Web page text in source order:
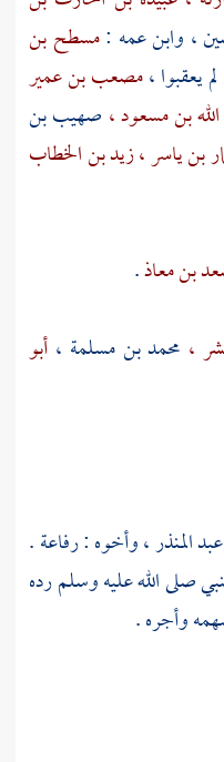
، وابن عمه :مسطح بن
يعقبوا ،مصعب بن عمير
بن مسعود ، صهيب بن
بن ياسر ،زيد بن الخطاب
بن معاذ.
، محمد بن مسلمة ، أبو
المنذر ،وأخوه :رفاعة.
صلى الله عليه وسلم رده
وأجره .